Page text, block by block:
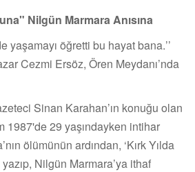
Nilgün Marmara Anısına
yaşamayı öğretti bu hayat bana.’’
Cezmi Ersöz, Ören Meydanı’nda
Sinan Karahan’ın konuğu olan
1987'de 29 yaşındayken intihar
’nın ölümünün ardından, ‘Kırk Yılda
yazıp, Nilgün Marmara’ya ithaf